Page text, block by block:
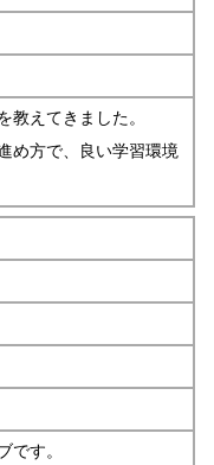
教えてきました。
め方で、良い学習環境
です。